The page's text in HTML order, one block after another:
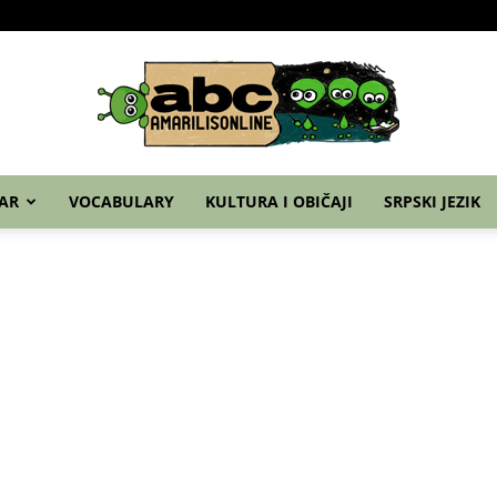
abc
VOCABULARY KULTURA I OBIČAJI SRPSKI JEZIK